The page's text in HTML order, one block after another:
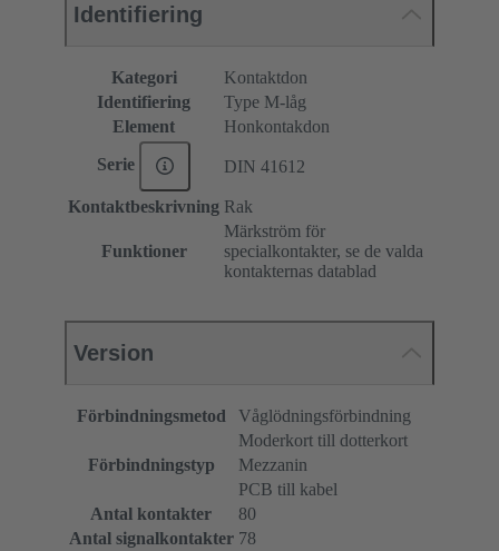
Identifiering
Kategori
Kontaktdon
Identifiering
Type M-låg
Element
Honkontakdon
Serie DIN 41612
Kontaktbeskrivning Rak
Funktioner
Märkström för
specialkontakter, se de valda
kontakternas datablad
Version
Förbindningsmetod Våglödningsförbindning
Förbindningstyp
Moderkort till dotterkort
Mezzanin
PCB till kabel
Antal kontakter
80
Antal signalkontakter 78